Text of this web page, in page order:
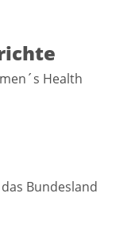
Health
Bundesland